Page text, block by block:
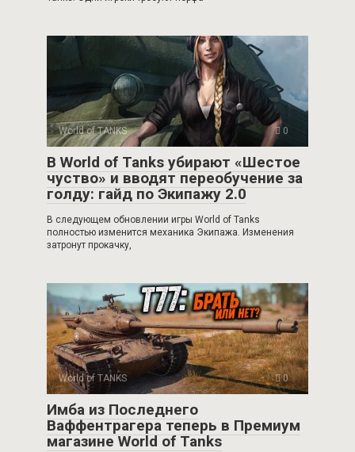
World of TANKS 0
В World of Tanks убирают «Шестое
чуство» и вводят переобучение за
голду: гайд по Экипажу 2.0
В следующем обновлении игры World of Tanks
полностью изменится механика Экипажа. Изменения
затронут прокачку,
World of TANKS 0
Имба из Последнего
Ваффентрагера теперь в Премиум
магазине World of Tanks